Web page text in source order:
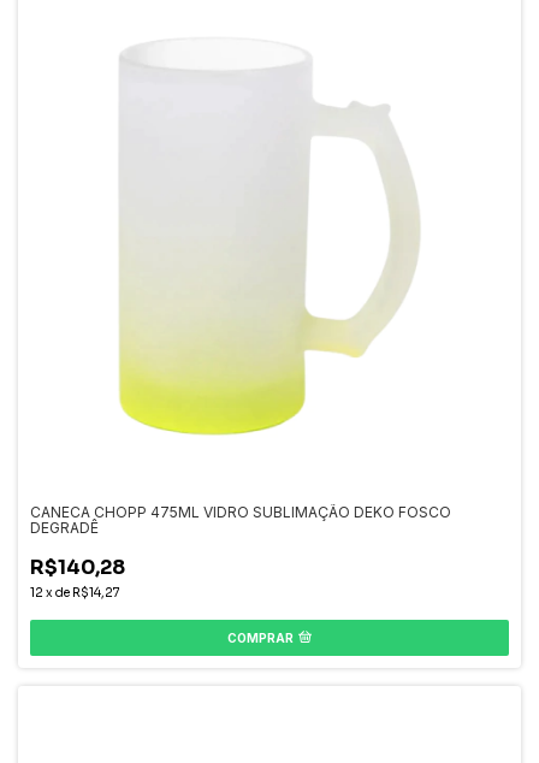
CANECA CHOPP 475ML VIDRO SUBLIMAÇÃO DEKO FOSCO
DEGRADÊ
R$140,28
12 xde R$14,27
COMPRAR